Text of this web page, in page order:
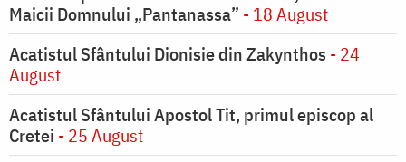
Maicii Domnului „Pantanassa” - 18 August
Acatistul Sfântului Dionisie din Zakynthos - 24
August
Acatistul Sfântului Apostol Tit, primul episcop al
Cretei - 25 August